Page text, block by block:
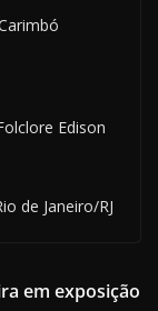
Edison
de Janeiro/RJ
em exposição